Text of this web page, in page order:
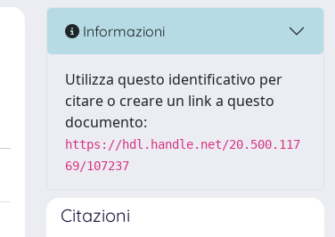
Informazioni
Utilizza questo identificativo per
citare o creare un link a questo
documento:
https://hdl.handle.net/20.500.117
69/107237
Citazioni